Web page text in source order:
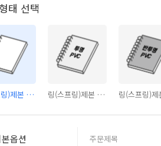
태 선택
링(스프링)제본 - 커버없음 링(스프링)제본 - PVC투명커버
옵션 주문제목